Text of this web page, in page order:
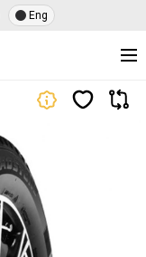
Eng